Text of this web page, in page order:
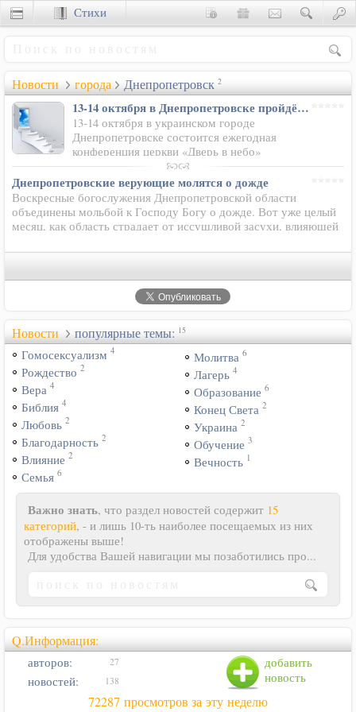
Новости города Днепропетровск 2
13-14 октября в Днепропетровске пройдёт конференция Влияние
13-14 октября в украинском городе
Днепропетровске состоится ежегодная
конференция церкви «Дверь в небо»
«Влияние-2012». Конференция пройдёт в конференц-зале
речного порта города Днепропетровск…
Днепропетровские верующие молятся о дожде
Воскресные богослужения Днепропетровской области
объединены мольбой к Господу Богу о дожде. Вот уже целый
месяц, как область страдает от иссушливой засухи, влияющей
молитве достигли…
Новости популярные темы: 15
Гомосексуализм 4
Рождество 2
Вера 4
Библия 4
Любовь 2
Благодарность 2
Влияние 2
Семья 6
Молитва 6
Лагерь 4
Образование 6
Конец Света 2
Украина 2
Обучение 3
Вечность 1
Важно знать, что раздел новостей содержит 15
категорий, - и лишь 10-ть наиболее посещаемых из них
отображены выше!
Для удобства Вашей навигации мы позаботились про...
Q.Информация:
добавить
новость
авторов: 27
новостей: 138
72287 просмотров за эту неделю
Стихи